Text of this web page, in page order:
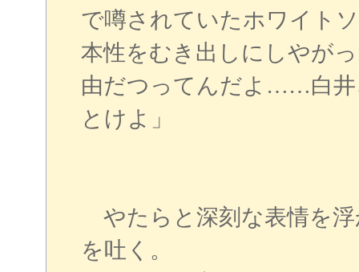
で噂されていたホワイト
本性をむき出しにしやが
由だつってんだよ……白井
とけよ」
やたらと深刻な表情を
を吐く。